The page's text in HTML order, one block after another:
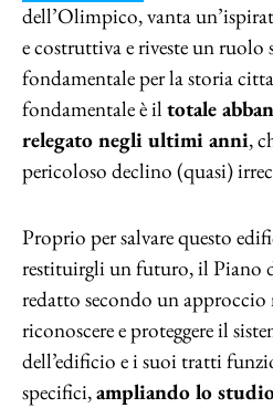
dell’Olimpico, vanta
e costruttiva e riveste un ruolo
fondamentale per la storia
fondamentale è il totale
relegato negli ultimi anni,
pericoloso declino (quasi)
Proprio per salvare questo
restituirgli un futuro, il Piano
redatto secondo un
riconoscere e proteggere il
dell’edificio e i suoi tratti
specifici,ampliando lo